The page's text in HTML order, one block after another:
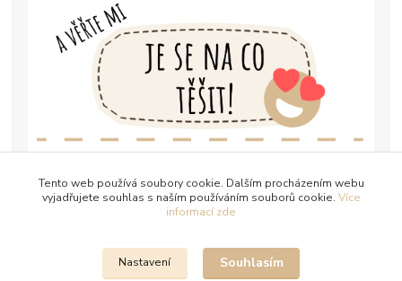
Tento web používá soubory cookie. Dalším procházením webu
vyjadřujete souhlas s naším používáním souborů cookie. Více
informací zde
Nastavení Souhlasím